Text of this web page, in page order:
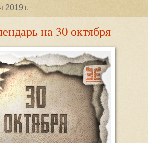
2019 г.
на 30 октября